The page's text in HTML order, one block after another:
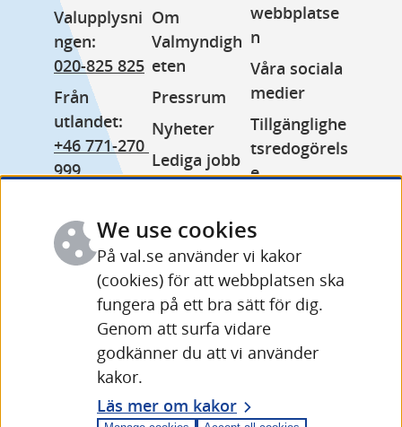
Valupplysni
ngen:
020-825 825
Från
utlandet:
+46 771-270
999
010-575 70
00
kontaktuppg
ifter och
öppettider
Om
Valmyndigh
eten
Pressrum
Nyheter
Lediga jobb
Other
languages
webbplatse
n
Våra sociala
medier
Tillgänglighe
tsredogörels
e
(cookies)
Behandling
av
personuppgi
fter
We use cookies
På val.se använder vi kakor
(cookies) för att webbplatsen ska
fungera på ett bra sätt för dig.
Genom att surfa vidare
godkänner du att vi använder
kakor.
Läs mer om kakor